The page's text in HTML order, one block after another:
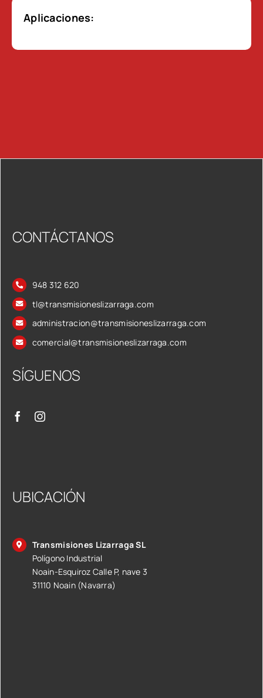
Aplicaciones:
CONTÁCTANOS
948 312 620
tl@transmisioneslizarraga.com
administracion@transmisioneslizarraga.com
comercial@transmisioneslizarraga.com
SÍGUENOS
UBICACIÓN
Transmisiones Lizarraga SL
Polígono Industrial
Noain-Esquiroz Calle P, nave 3
31110 Noain (Navarra)